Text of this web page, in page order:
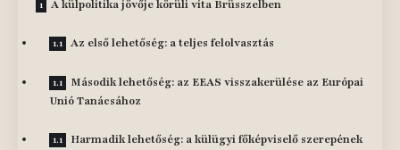
A külpolitika jövője körüli vita Brüsszelben
Az első lehetőség: a teljes felolvasztás
Második lehetőség: az EEAS visszakerülése az Európai
Unió Tanácsához
Harmadik lehetőség: a külügyi főképviselő szerepének